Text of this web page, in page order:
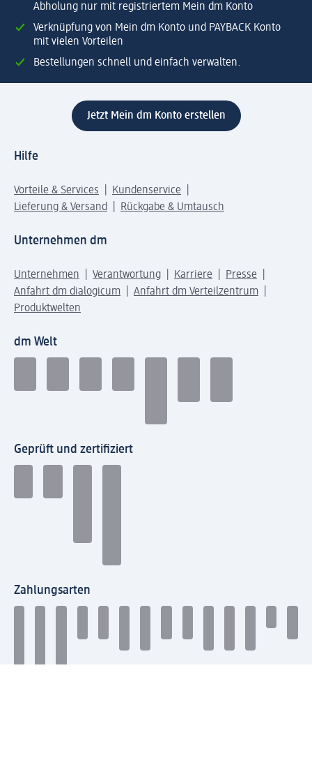
Abholung nur mit registriertem Mein dm Konto
Verknüpfung von Mein dm Konto und PAYBACK Konto
mit vielen Vorteilen
Bestellungen schnell und einfach verwalten.
Jetzt Mein dm Konto erstellen
Hilfe
Vorteile & Services
Kundenservice
Lieferung & Versand
Rückgabe & Umtausch
Unternehmen dm
Unternehmen Verantwortung Karriere
Presse
Anfahrt dm dialogicum
Anfahrt dm Verteilzentrum
Produktwelten
dm Welt
Geprüft und zertifiziert
Zahlungsarten